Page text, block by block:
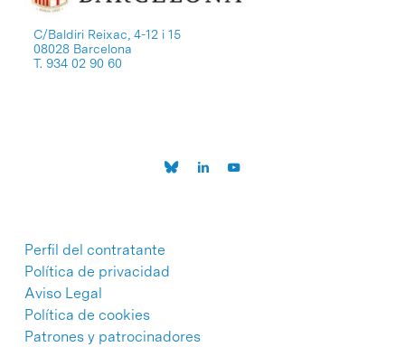
C/Baldiri Reixac, 4-12 i 15
08028 Barcelona
T. 934 02 90 60
Perfil del contratante
Política de privacidad
Aviso Legal
Política de cookies
Patrones y patrocinadores